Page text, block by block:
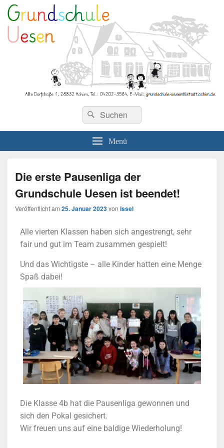
Grundschule Uesen
Menü
Die erste Pausenliga der
Grundschule Uesen ist beendet!
Veröffentlicht am 25. Januar 2023von Issel
Alle vierten Klassen haben sich angestrengt, sehr
fair und gut im Team zusammen gespielt!
Und das Wichtigste – alle Kinder hatten eine Menge
Spaß dabei!
Die Klasse 4b hat die Pausenliga gewonnen und
sich den Pokal gesichert.
Wir freuen uns auf eine baldige Wiederholung!